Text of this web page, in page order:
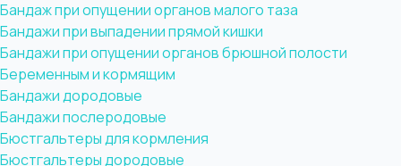
Бандаж при опущении органов малого таза
Бандажи при выпадении прямой кишки
Бандажи при опущении органов брюшной полости
Беременным и кормящим
Бандажи дородовые
Бандажи послеродовые
Бюстгальтеры для кормления
Бюстгальтеры дородовые